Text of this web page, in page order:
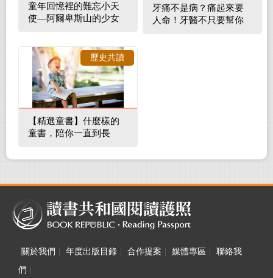
童年回憶裡的難忘小天
使—阿爾卑斯山的少女
牙痛不是病？痛起來要
人命！牙醫不只要幫你
【精選童書】什麼樣的
童書，陪你一直到長
歷史共讀
關於我們 年度出版目錄 合作提案 媒體專區
聯絡我
們